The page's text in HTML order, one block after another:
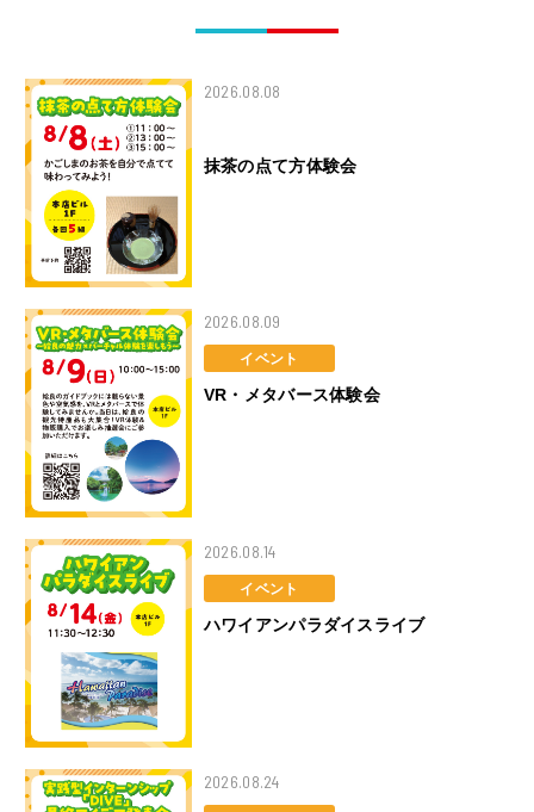
2026.08.08
抹茶の点て方体験会
2026.08.09
イベント
VR・メタバース体験会
2026.08.14
イベント
ハワイアンパラダイスライブ
2026.08.24